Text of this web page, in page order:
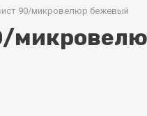
90/микровелюр бежевый